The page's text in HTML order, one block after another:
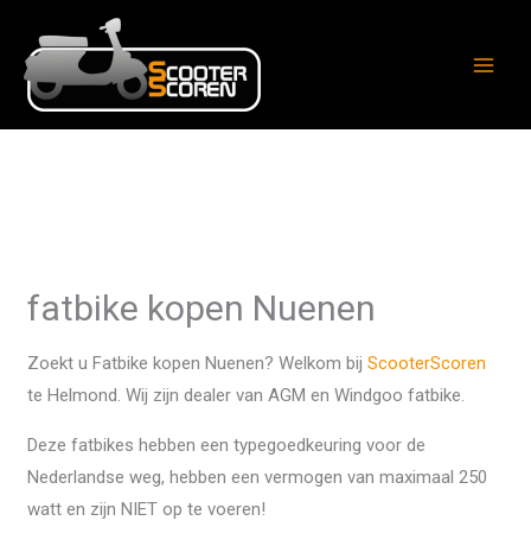
naar
inhoud
fatbike kopen Nuenen
Zoekt u Fatbike kopen Nuenen? Welkom bijScooterScoren
te Helmond. Wij zijn dealer van AGM en Windgoo fatbike.
Deze fatbikes hebben een typegoedkeuring voor de
Nederlandse weg, hebben een vermogen van maximaal 250
watt en zijn NIET op te voeren!